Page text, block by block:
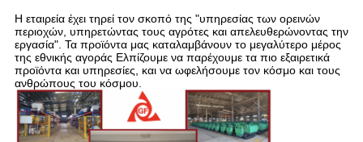
Η εταιρεία έχει τηρεί τον σκοπό της "υπηρεσίας των ορεινών
περιοχών, υπηρετώντας τους αγρότες και απελευθερώνοντας την
εργασία". Τα προϊόντα μας καταλαμβάνουν το μεγαλύτερο μέρος
της εθνικής αγοράς Ελπίζουμε να παρέχουμε τα πιο εξαιρετικά
προϊόντα και υπηρεσίες, και να ωφελήσουμε τον κόσμο και τους
ανθρώπους του κόσμου.